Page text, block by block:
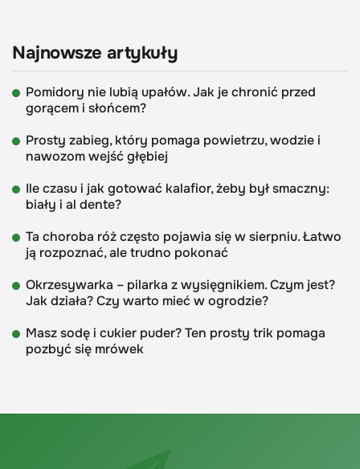
Najnowsze artykuły
Pomidory nie lubią upałów. Jak je chronić przed
gorącem i słońcem?
Prosty zabieg, który pomaga powietrzu, wodzie i
nawozom wejść głębiej
Ile czasu i jak gotować kalafior, żeby był smaczny:
biały i al dente?
Ta choroba róż często pojawia się w sierpniu. Łatwo
ją rozpoznać, ale trudno pokonać
Okrzesywarka – pilarka z wysięgnikiem. Czym jest?
Jak działa? Czy warto mieć w ogrodzie?
Masz sodę i cukier puder? Ten prosty trik pomaga
pozbyć się mrówek